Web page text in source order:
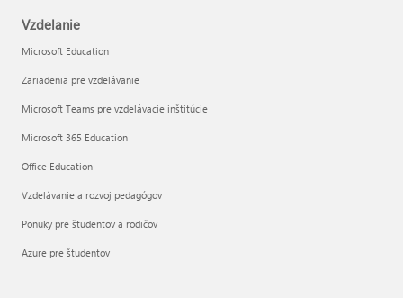
Vzdelanie
Microsoft Education
Zariadenia pre vzdelávanie
Microsoft Teams pre vzdelávacie inštitúcie
Microsoft 365 Education
Office Education
Vzdelávanie a rozvoj pedagógov
Ponuky pre študentov a rodičov
Azure pre študentov